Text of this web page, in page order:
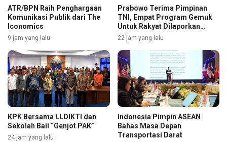
ATR/BPN Raih Penghargaan
Komunikasi Publik dari The
Iconomics
9 jam yang lalu
Prabowo Terima Pimpinan
TNI, Empat Program Gemuk
Untuk Rakyat Dilaporkan
Selengkapnya
22 jam yang lalu
KPK Bersama LLDIKTI dan
Sekolah Bali “Genjot PAK”
24 jam yang lalu
Indonesia Pimpin ASEAN
Bahas Masa Depan
Transportasi Darat